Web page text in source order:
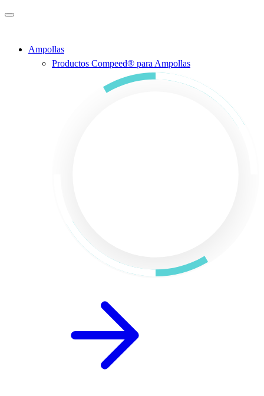
Saltar al contenido principal
Ampollas
Productos Compeed® para Ampollas